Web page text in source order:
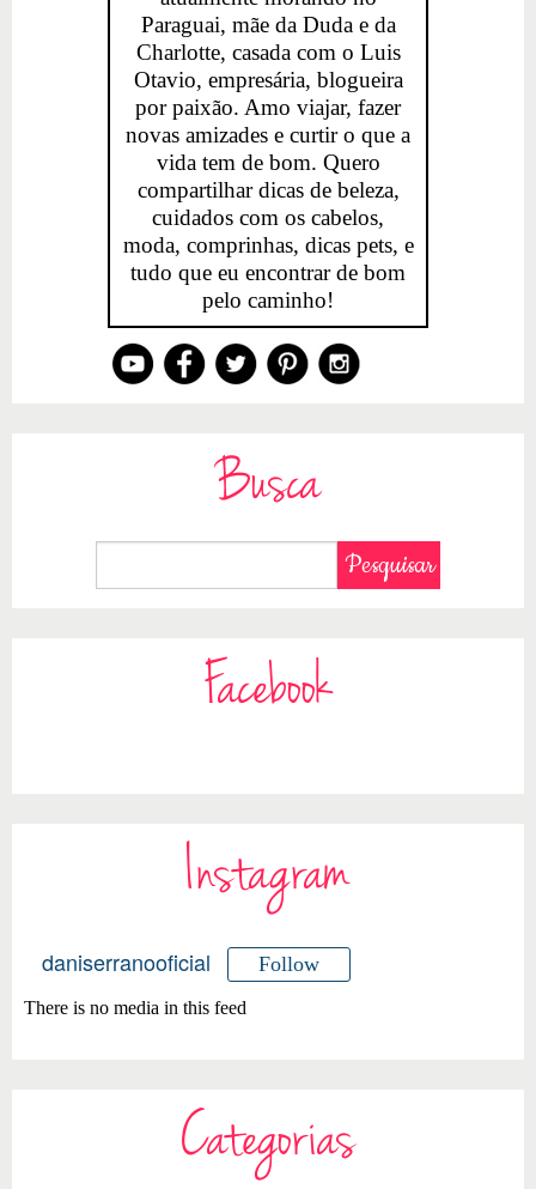
Paraguai, mãe da Duda e da
Charlotte, casada com o Luis
Otavio, empresária, blogueira
por paixão. Amo viajar, fazer
novas amizades e curtir o que a
vida tem de bom. Quero
compartilhar dicas de beleza,
cuidados com os cabelos,
moda, comprinhas, dicas pets, e
tudo que eu encontrar de bom
pelo caminho!
Busca
Facebook
Instagram
daniserranooficial Follow
There is no media in this feed
Categorias